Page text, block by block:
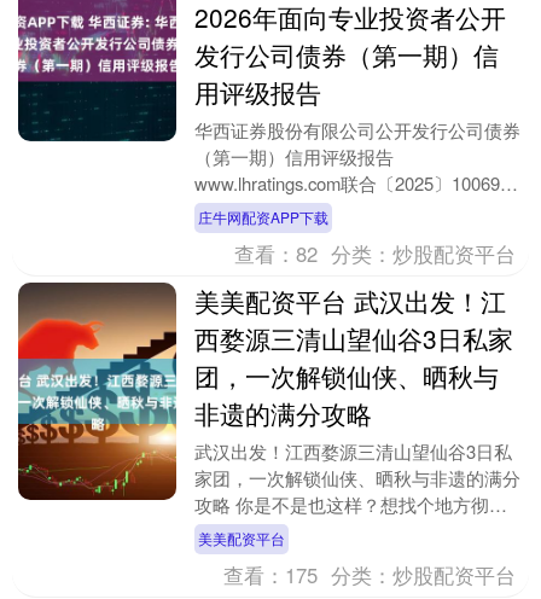
2026年面向专业投资者公开
发行公司债券（第一期）信
用评级报告
华西证券股份有限公司公开发行公司债券
（第一期）信用评级报告
www.lhratings.com联合〔2025〕10069号
联合资信评估股份有限公司通过对华西证
券股....
庄牛网配资APP下载
查看：82 分类：炒股配资平台
美美配资平台 武汉出发！江
西婺源三清山望仙谷3日私家
团，一次解锁仙侠、晒秋与
非遗的满分攻略
武汉出发！江西婺源三清山望仙谷3日私
家团，一次解锁仙侠、晒秋与非遗的满分
攻略 你是不是也这样？想找个地方彻底
放空几天，又怕选的地方“照骗”，人挤
人，体验感全无。....
美美配资平台
查看： 175 分类：炒股配资平台